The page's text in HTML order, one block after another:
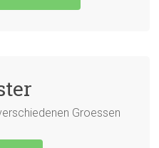
Groessen